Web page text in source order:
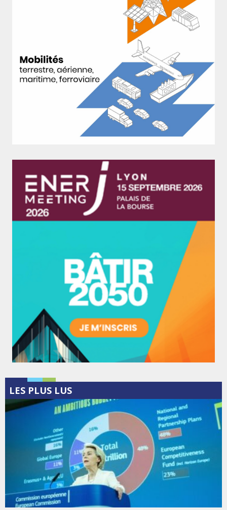
LES PLUS LUS